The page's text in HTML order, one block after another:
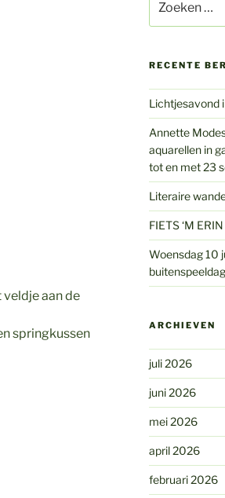
aan de
springkussen
naar:
RECENTE
Lichtjesavond
Annette
aquarellen in
tot en met 23
Literaire
FIETS ‘M ERIN
Woensdag 10
ARCHIEVEN
juli 2026
juni 2026
mei 2026
april 2026
februari 2026